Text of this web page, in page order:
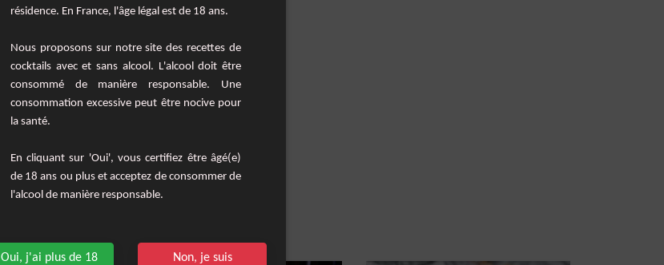
Les cocktails similaires
résidence. En France, l'âge légal est de 18 ans.
Nous proposons sur notre site des recettes de
cocktails avec et sans alcool. L'alcool doit être
consommé de manière responsable. Une
consommation excessive peut être nocive pour
la santé.
En cliquant sur 'Oui', vous certifiez être âgé(e)
de 18 ans ou plus et acceptez de consommer de
l'alcool de manière responsable.
Oui, j'ai plus de 18
Non, je suis